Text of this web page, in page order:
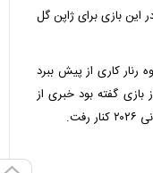
و جونیا ایتو در این بازی برای ژاپن گل
کاری از پیش ببرد
گفته بود خبری از